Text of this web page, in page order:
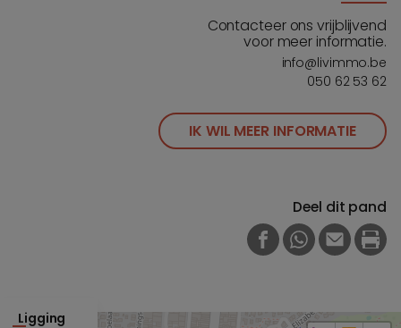
Contacteer ons vrijblijvend
voor meer informatie.
info@livimmo.be
050 62 53 62
IK WIL MEER INFORMATIE
Deel dit pand
FACEBOOK
WHATSAPP
E-MAIL
Ligging